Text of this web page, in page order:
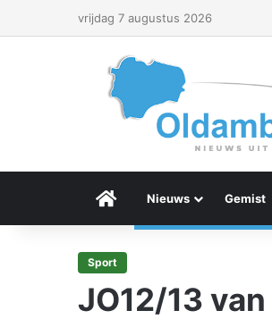
vrijdag 7 augustus 2026
Menu Item
Nieuws Gemist
Sport
JO12/13